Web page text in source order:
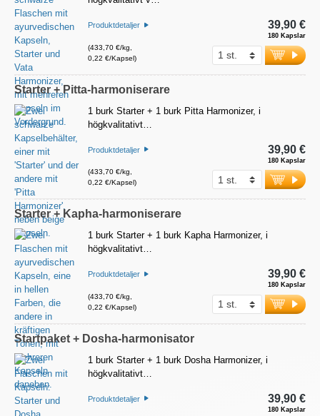
Produktdetaljer
(433,70 €/kg,
0,22 €/Kapsel)
180 Kapslar
39,90 €
Starter + Pitta-harmoniserare
1 burk Starter + 1 burk Pitta Harmonizer, i
högkvalitativt…
Produktdetaljer
(433,70 €/kg,
0,22 €/Kapsel)
180 Kapslar
39,90 €
Starter + Kapha-harmoniserare
1 burk Starter + 1 burk Kapha Harmonizer, i
högkvalitativt…
Produktdetaljer
(433,70 €/kg,
0,22 €/Kapsel)
180 Kapslar
39,90 €
Startpaket + Dosha-harmonisator
1 burk Starter + 1 burk Dosha Harmonizer, i
högkvalitativt…
Produktdetaljer
180 Kapslar
39,90 €